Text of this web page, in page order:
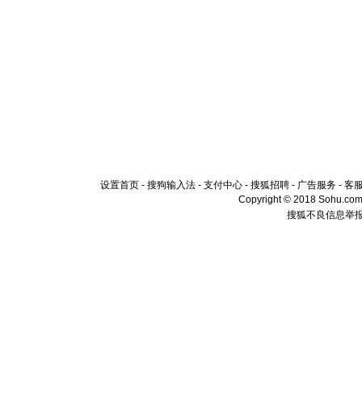
设置首页 - 搜狗输入法 - 支付中心 - 搜狐招聘 - 广告服务 - 客
Copyright © 2018
搜狐不良信息举